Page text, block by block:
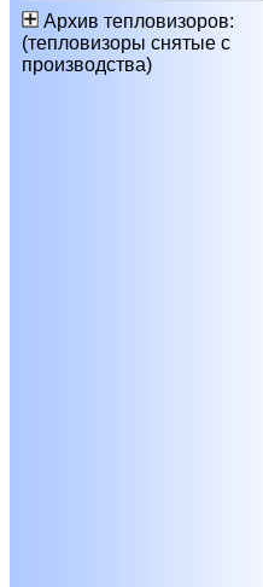
Архив тепловизоров:
(тепловизоры снятые с
производства)